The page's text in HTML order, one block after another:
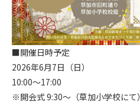
■開催日時予定
2026年6月7日（日）
10:00～17:00
※開会式 9:30～（草加小学校にて）